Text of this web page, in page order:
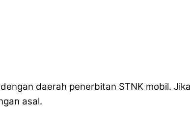
daerah penerbitan STNK mobil.
asal.